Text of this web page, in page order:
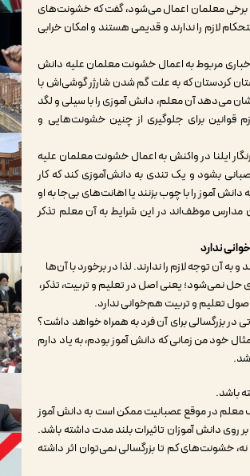
برخی معلمان اعمال می‌شود، گفت که خشونت‌های
لازم را ندارند و قدیمی هستند و امکان خرابی
اخباری مربوط به اعمال خشونت معلمان علیه دانش
کردستان که به علت گم شدن شارژر گوشی‌اش با
نشان می‌دهد آن معلم، دانش آموزی را با سیلی و لگد
قوانین برای جلوگیری از چنین خشونت‌هایی و
ایلنا در واکنش به اعمال خشونت معلمان علیه
بشود و یک تندی به دانش‌آموزی کند که کار
آموز را با چوب بزنند یا اهانت‌های بی‌جا به او
مدارس موظف‌اند در این شرایط به آن معلم تذکر
ندارد
آن توجه لازم را ندارند. لذا در برخورد با آن‌ها
حل نمی‌شود؛ یعنی اصل در تعلیم و تربیت، تذکر،
تعلیم و تربیت هم‌خوانی ندارد.
در بزرگسالی برای آن فرد به همراه خواهد داشت؟
خود من زمانی که دانش آموز بودم، به یاد دارم
باشد.
معلم در موقع عصبانیت ممکن است به دانش آموز
روی دانش آموزان تاثیرات بلند مدت داشته باشد.
خشونت‌های کم تا بزرگسالی نمی‌توان اثر داشته